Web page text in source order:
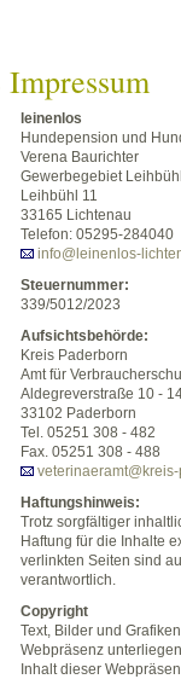
Impressum
leinenlos
Hundepension und
Verena Baurichter
Gewerbegebiet
Leihbühl 11
33165 Lichtenau
Telefon: 05295-284040
info@leinenlos-
Steuernummer:
339/5012/2023
Aufsichtsbehörde:
Kreis Paderborn
Amt für
Aldegreverstraße 10 -
33102 Paderborn
Tel. 05251 308 - 482
Fax. 05251 308 - 488
Haftungshinweis:
Trotz sorgfältiger
Haftung für die Inhalte
verlinkten Seiten sind
verantwortlich.
Copyright
Text, Bilder und
Webpräsenz
Inhalt dieser